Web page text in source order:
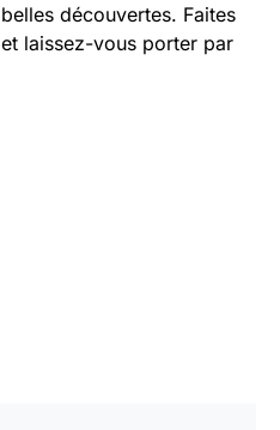
découvertes. Faites
laissez-vous porter par